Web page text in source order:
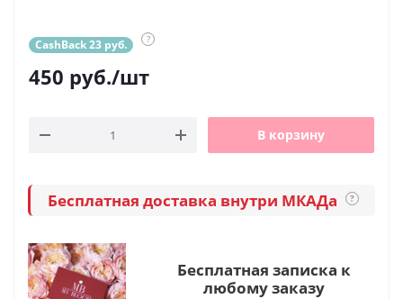
CashBack 23 руб. ?
450 руб./шт
В корзину
Бесплатная доставка внутри МКАДа ?
Бесплатная записка к
любому заказу